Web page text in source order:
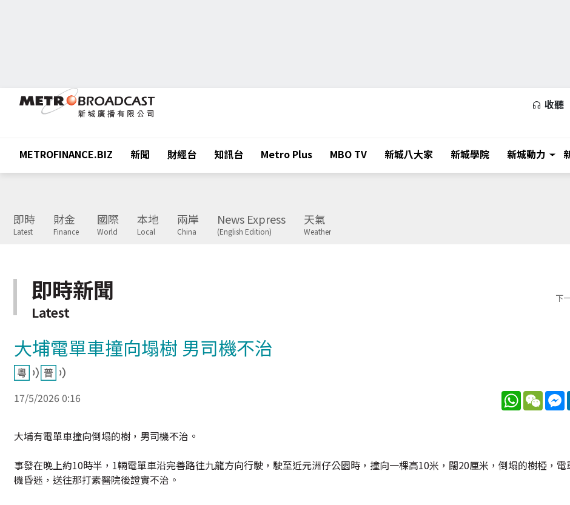
收聽
METROFINANCE.BIZ 新聞 財經台 知訊台 Metro Plus MBO TV 新城八大家 新城學院 新城動力
即時
Latest
財金
Finance
國際
World
本地
Local
兩岸
China
News Express
(English Edition)
天氣
Weather
即時新聞
Latest
下
大埔電單車撞向塌樹 男司機不治
17/5/2026 0:16 WhatsApp
大埔有電單車撞向倒塌的樹，男司機不治。
事發在晚上約10時半，1輛電單車沿完善路往九龍方向行駛，駛至近元洲仔公園時，撞向一棵高10米，闊20厘米，倒塌的樹椏，電
機昏迷，送往那打素醫院後證實不治。